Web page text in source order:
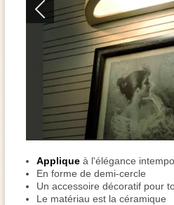
Applique à l'élégance
En forme de demi-cercle
Un accessoire décoratif pour
Le matériau est la céramique